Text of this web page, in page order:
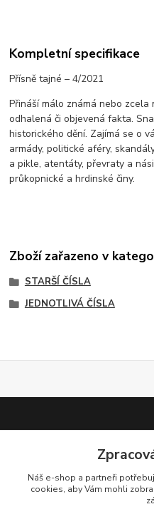
Kompletní specifikace
Přísně tajné – 4/2021
Přináší málo známá nebo zcela
odhalená či objevená fakta.
historického dění. Zajímá se o
armády, politické aféry,
a pikle, atentáty, převraty a
průkopnické a hrdinské činy.
Zboží zařazeno v
STARŠÍ ČÍSLA
JEDNOTLIVÁ ČÍSLA
Náš e-shop a partneři
cookies, aby Vám mohli